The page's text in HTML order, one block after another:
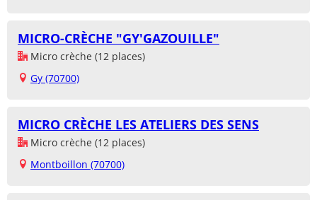
MICRO-CRÈCHE "GY'GAZOUILLE"
Micro crèche (12 places)
Gy (70700)
MICRO CRÈCHE LES ATELIERS DES SENS
Micro crèche (12 places)
Montboillon (70700)